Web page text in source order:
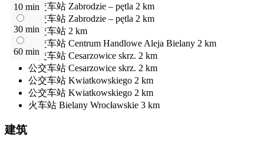
10 min
30 min
60 min
公交车站 Zabrodzie – pętla 2 km
公交车站 Zabrodzie – pętla 2 km
公交车站 2 km
公交车站 Centrum Handlowe Aleja Bielany 2 km
公交车站 Cesarzowice skrz. 2 km
公交车站 Cesarzowice skrz. 2 km
公交车站 Kwiatkowskiego 2 km
公交车站 Kwiatkowskiego 2 km
火车站 Bielany Wrocławskie 3 km
建筑